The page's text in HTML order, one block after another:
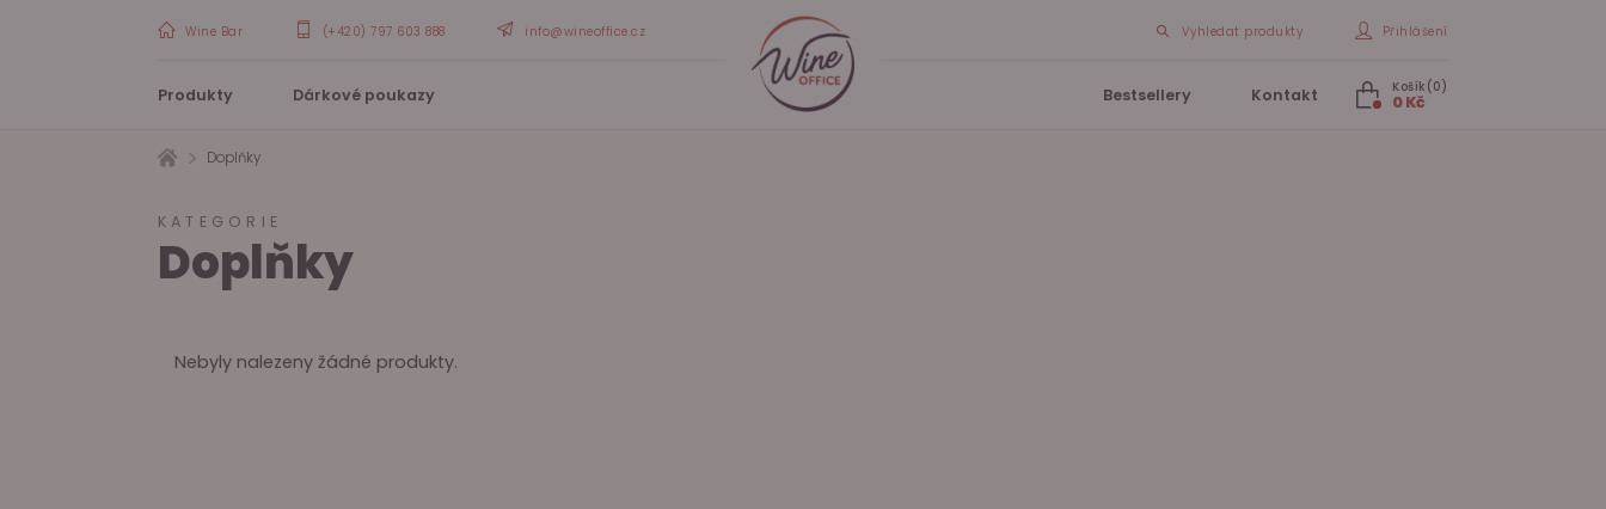
Wine Bar (+420) 797 603 888 info@wineoffice.cz Vyhledat produkty Přihlášení
Produkty Dárkové poukazy Bestsellery Kontakt Košík(0)
0 Kč
Doplňky
KATEGORIE
Doplňky
Nebyly nalezeny žádné produkty.